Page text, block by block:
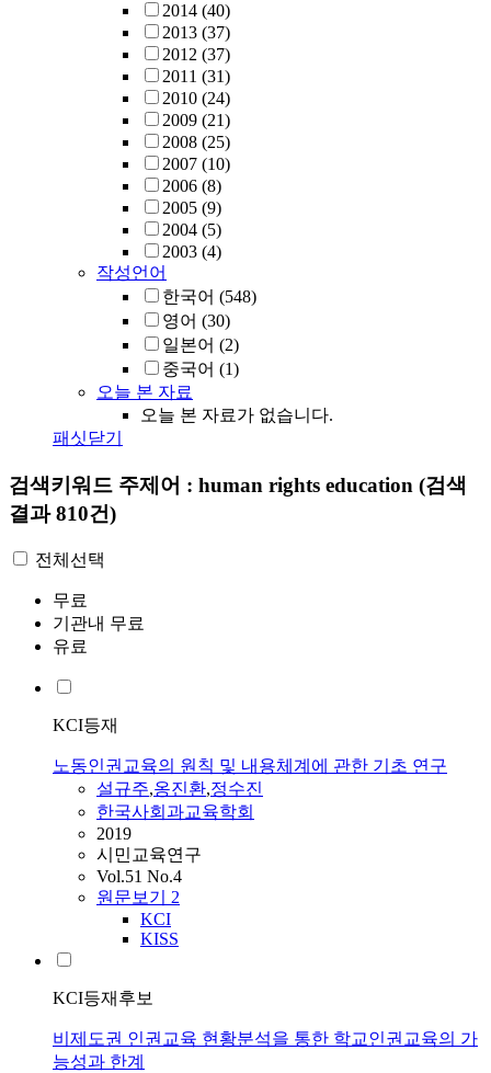
2014 (40)
2013 (37)
2012 (37)
2011 (31)
2010 (24)
2009 (21)
2008 (25)
2007 (10)
2006 (8)
2005 (9)
2004 (5)
2003 (4)
작성언어
한국어 (548)
영어 (30)
일본어 (2)
중국어 (1)
오늘 본 자료
오늘 본 자료가 없습니다.
패싯닫기
검색키워드 주제어 : human rights education (검색
결과 810건)
전체선택
무료
기관내 무료
유료
KCI등재
노동인권교육의 원칙 및 내용체계에 관한 기초 연구
설규주,옹진환,정수진
한국사회과교육학회
2019
시민교육연구
Vol.51 No.4
원문보기 2
KCI
KISS
KCI등재후보
비제도권 인권교육 현황분석을 통한 학교인권교육의 가
능성과 한계